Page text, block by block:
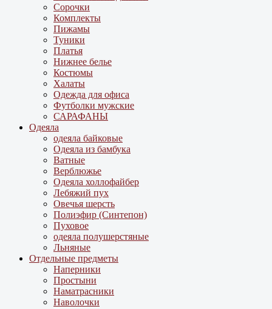
Сорочки
Комплекты
Пижамы
Туники
Платья
Нижнее белье
Костюмы
Халаты
Одежда для офиса
Футболки мужские
САРАФАНЫ
Одеяла
одеяла байковые
Одеяла из бамбука
Ватные
Верблюжье
Одеяла холлофайбер
Лебяжий пух
Овечья шерсть
Полиэфир (Синтепон)
Пуховое
одеяла полушерстяные
Льняные
Отдельные предметы
Наперники
Простыни
Наматрасники
Наволочки